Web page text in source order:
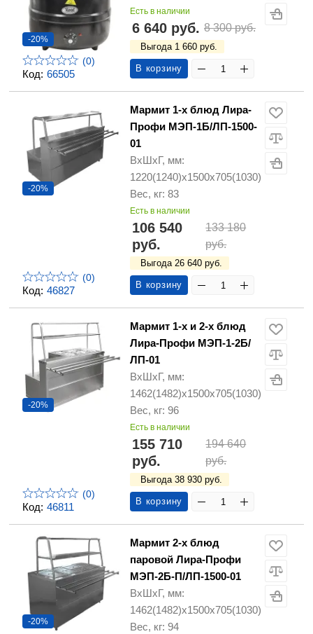
Код: 66505
-20%
(0)
Есть в наличии
6 640 руб. 8 300 руб.
Выгода 1 660 руб.
В корзину
Код: 46827
-20%
(0)
Мармит 1-х блюд Лира-
Профи МЭП-1Б/ЛП-1500-
01
ВхШхГ, мм:
1220(1240)х1500х705(1030)
Вес, кг: 83
Есть в наличии
106 540
руб.
133 180
руб.
Выгода 26 640 руб.
В корзину
Код: 46811
-20%
(0)
Мармит 1-х и 2-х блюд
Лира-Профи МЭП-1-2Б/
ЛП-01
ВхШхГ, мм:
1462(1482)х1500х705(1030)
Вес, кг: 96
Есть в наличии
155 710
руб.
194 640
руб.
Выгода 38 930 руб.
В корзину
-20%
Мармит 2-х блюд
паровой Лира-Профи
МЭП-2Б-П/ЛП-1500-01
ВхШхГ, мм:
1462(1482)х1500х705(1030)
Вес, кг: 94